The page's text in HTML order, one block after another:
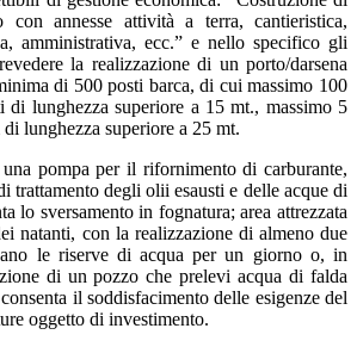
con annesse attività a terra, cantieristica,
amministrativa, ecc.” e nello specifico gli
la realizzazione di un porto/darsena
di 500 posti barca, di cui massimo 100
di lunghezza superiore a 15 mt., massimo 5
lunghezza superiore a 25 mt.
pompa per il rifornimento di carburante,
trattamento degli olii esausti e delle acque di
lo sversamento in fognatura; area attrezzata
natanti, con la realizzazione di almeno due
le riserve di acqua per un giorno o, in
di un pozzo che prelevi acqua di falda
il soddisfacimento delle esigenze del
oggetto di investimento.